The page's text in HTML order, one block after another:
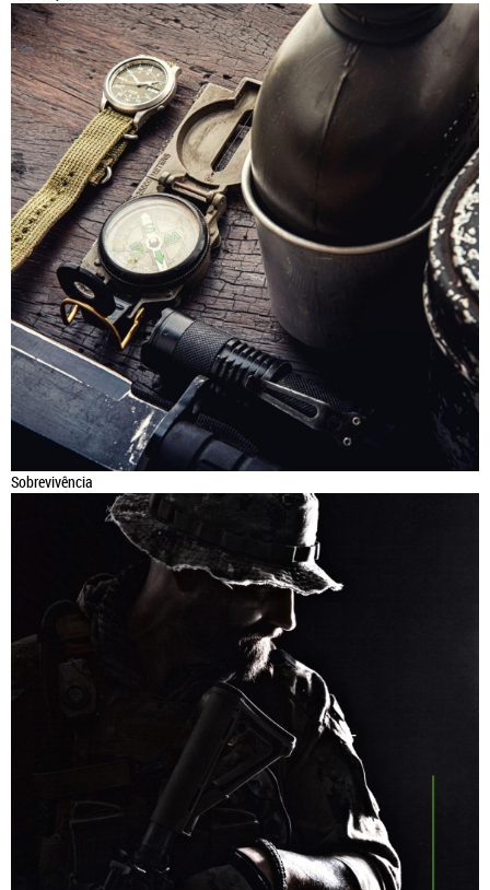
Sobrevivência